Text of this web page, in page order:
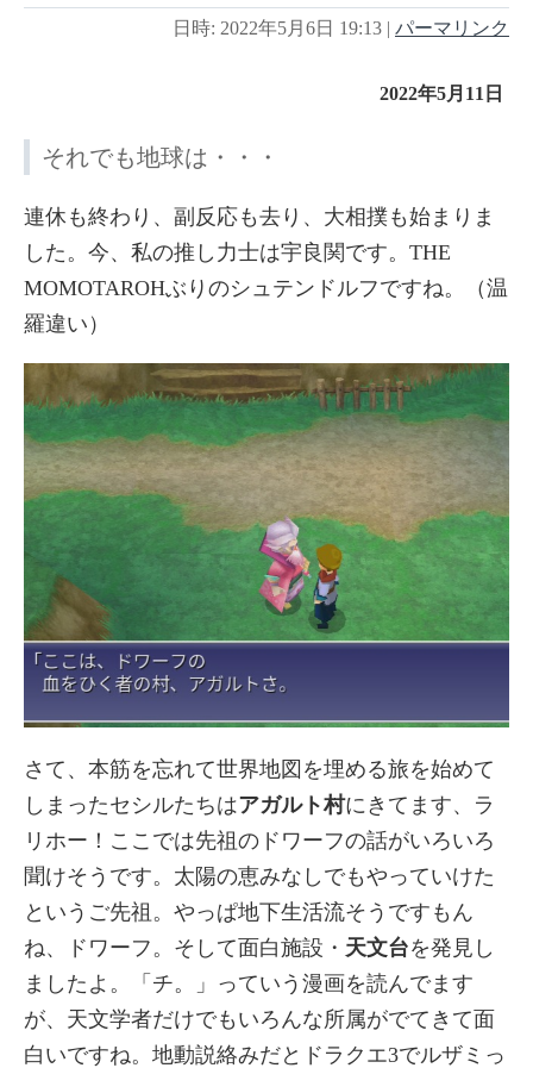
日時: 2022年5月6日 19:13 | パーマリンク
2022年5月11日
それでも地球は・・・
連休も終わり、副反応も去り、大相撲も始まりま
した。今、私の推し力士は宇良関です。THE
MOMOTAROHぶりのシュテンドルフですね。（温
羅違い）
さて、本筋を忘れて世界地図を埋める旅を始めて
しまったセシルたちはアガルト村にきてます、ラ
リホー！ここでは先祖のドワーフの話がいろいろ
聞けそうです。太陽の恵みなしでもやっていけた
というご先祖。やっぱ地下生活流そうですもん
ね、ドワーフ。そして面白施設・ 天文台を発見し
ましたよ。「チ。」っていう漫画を読んでます
が、天文学者だけでもいろんな所属がでてきて面
白いですね。地動説絡みだとドラクエ3でルザミっ